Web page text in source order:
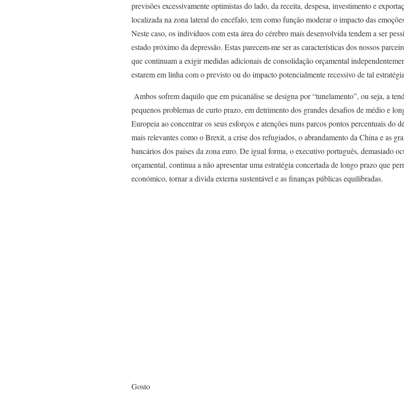
previsões excessivamente optimistas do lado, da receita, despesa, investimento e
localizada na zona lateral do encéfalo, tem como função moderar o impacto das
Neste caso, os indivíduos com esta área do cérebro mais desenvolvida tendem a ser
estado próximo da depressão. Estas parecem-me ser as características dos nossos
que continuam a exigir medidas adicionais de consolidação orçamental
estarem em linha com o previsto ou do impacto potencialmente recessivo de tal
Ambos sofrem daquilo que em psicanálise se designa por “tunelamento”, ou seja, a
pequenos problemas de curto prazo, em detrimento dos grandes desafios de médio e
Europeia ao concentrar os seus esforços e atenções nuns parcos pontos percentuais do
mais relevantes como o Brexit, a crise dos refugiados, o abrandamento da China e as
bancários dos países da zona euro. De igual forma, o executivo português, demasiado
orçamental, continua a não apresentar uma estratégia concertada de longo prazo que
económico, tornar a divida externa sustentável e as finanças públicas equilibradas.
Gosto